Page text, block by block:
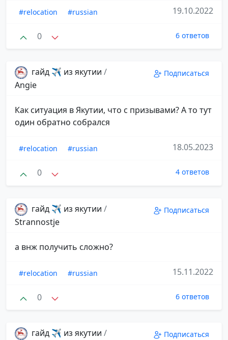
#relocation #russian 19.10.2022
0 6 ответов
гайд ✈️ из якутии /
Angie
Подписаться
Как ситуация в Якутии, что с призывами? А то тут
один обратно собрался
#relocation #russian 18.05.2023
0 4 ответов
гайд ✈️ из якутии /
Strannostje
Подписаться
а внж получить сложно?
#relocation #russian 15.11.2022
0 6 ответов
гайд ✈️ из якутии /
Подписаться